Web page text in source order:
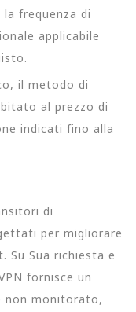
frequenza di
applicabile
il metodo di
al prezzo di
indicati fino alla
di
per migliorare
Su Sua richiesta e
fornisce un
non monitorato,